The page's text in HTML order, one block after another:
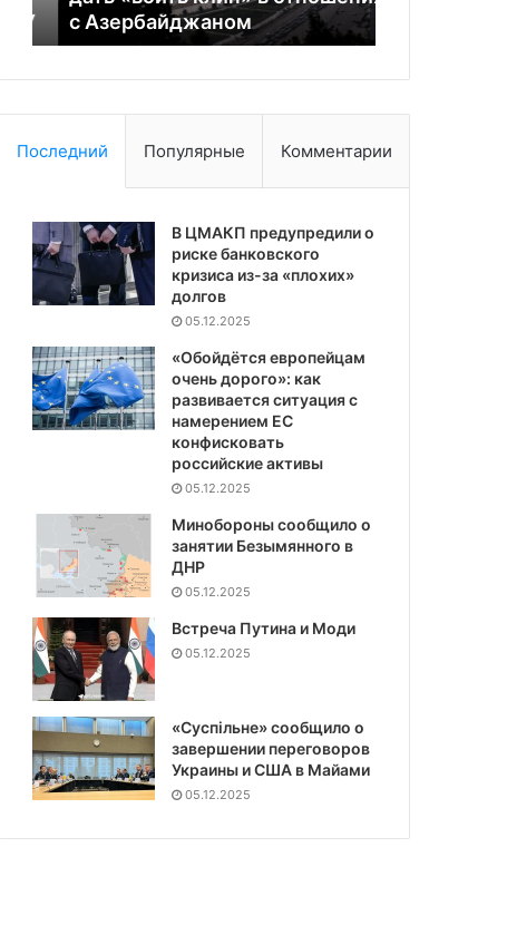
с
Азербайджаном
с Азербайджаном
берегу
Последний Популярные Комментарии
В ЦМАКП предупредили о
риске банковского
кризиса из-за «плохих»
долгов
05.12.2025
«Обойдётся европейцам
очень дорого»: как
развивается ситуация с
намерением ЕС
конфисковать
российские активы
05.12.2025
Минобороны сообщило о
занятии Безымянного в
ДНР
05.12.2025
Встреча Путина и Моди
05.12.2025
«Суспiльне» сообщило о
завершении переговоров
Украины и США в Майами
05.12.2025